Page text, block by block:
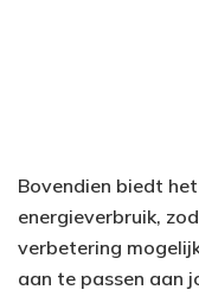
Bovendien biedt
energieverbruik,
verbetering
aan te passen aan